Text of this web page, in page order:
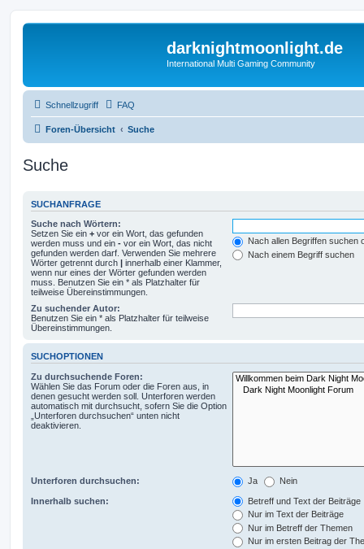
darknightmoonlight.de
International Multi Gaming Community
Schnellzugriff FAQ
Foren-Übersicht Suche
Suche
SUCHANFRAGE
Suche nach Wörtern:
Setzen Sie ein + vor ein Wort, das gefunden
werden muss und ein - vor ein Wort, das nicht
gefunden werden darf. Verwenden Sie mehrere
Wörter getrennt durch | innerhalb einer Klammer,
wenn nur eines der Wörter gefunden werden
muss. Benutzen Sie ein * als Platzhalter für
teilweise Übereinstimmungen.
Nach allen Begriffen suchen
Nach einem Begriff suchen
Zu suchender Autor:
Benutzen Sie ein * als Platzhalter für teilweise
Übereinstimmungen.
SUCHOPTIONEN
Zu durchsuchende Foren:
Wählen Sie das Forum oder die Foren aus, in
denen gesucht werden soll. Unterforen werden
automatisch mit durchsucht, sofern Sie die Option
„Unterforen durchsuchen“ unten nicht
deaktivieren.
Unterforen durchsuchen: Ja Nein
Innerhalb suchen:
Betreff und Text der Beiträge
Nur im Text der Beiträge
Nur im Betreff der Themen
Nur im ersten Beitrag der